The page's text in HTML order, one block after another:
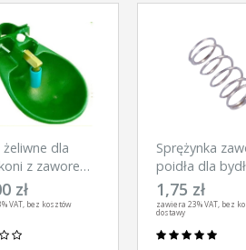
żeliwne dla
z zaworem
WU8
zł
VAT, bez kosztów
Sprężynka
poidła dla
PM5
1,75 zł
zawiera 23% VAT, bez
dostawy